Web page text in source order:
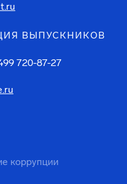
ВЫПУСКНИКОВ
720-87-27
коррупции